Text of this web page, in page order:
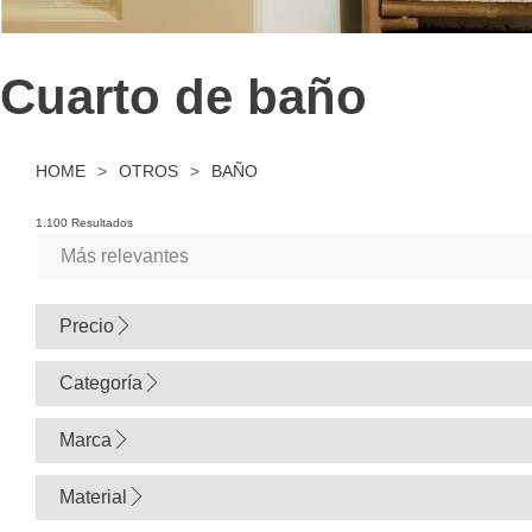
Cuarto de baño
HOME > OTROS > BAÑO
1.100 Resultados
Precio
0
Categoría
Marca
Material